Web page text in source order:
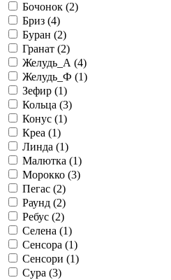
Бочонок (2)
Бриз (4)
Буран (2)
Гранат (2)
Желудь_А (4)
Желудь_Ф (1)
Зефир (1)
Кольца (3)
Конус (1)
Креа (1)
Линда (1)
Малютка (1)
Морокко (3)
Пегас (2)
Раунд (2)
Ребус (2)
Селена (1)
Сенсора (1)
Сенсори (1)
Сура (3)